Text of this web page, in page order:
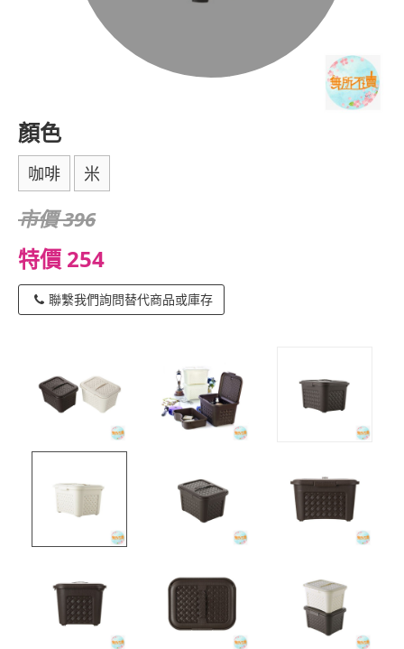
顏色
咖啡 米
市價 396
特價 254
聯繫我們詢問替代商品或庫存